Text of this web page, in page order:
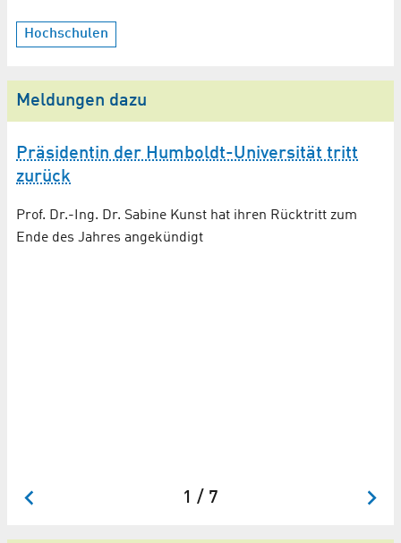
Hochschulen
Meldungen dazu
Präsidentin der Humboldt-Universität tritt
zurück
Prof. Dr.-Ing. Dr. Sabine Kunst hat ihren Rücktritt zum
Ende des Jahres angekündigt
1 / 7